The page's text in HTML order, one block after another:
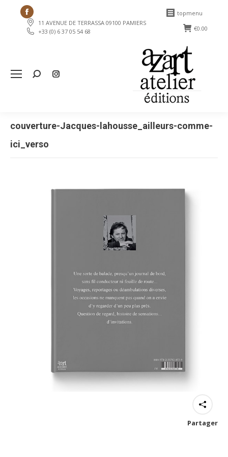
Facebook
page
opens
window
11 AVENUE DE TERRASSA 09100 PAMIERS
+33 (0) 6 37 05 54 68
topmenu
€0.00
Search:
couverture-Jacques-lahousse_ailleurs-comme-
ici_verso
Partager